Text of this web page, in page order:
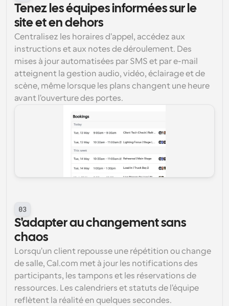
Tenez les équipes informées sur le
site et en dehors
Centralisez les horaires d'appel, accédez aux
instructions et aux notes de déroulement. Des
mises à jour automatisées par SMS et par e-mail
atteignent la gestion audio, vidéo, éclairage et de
scène, même lorsque les plans changent une heure
avant l'ouverture des portes.
03
S'adapter au changement sans
chaos
Lorsqu'un client repousse une répétition ou change
de salle, Cal.com met à jour les notifications des
participants, les tampons et les réservations de
ressources. Les calendriers et statuts de l'équipe
reflètent la réalité en quelques secondes.